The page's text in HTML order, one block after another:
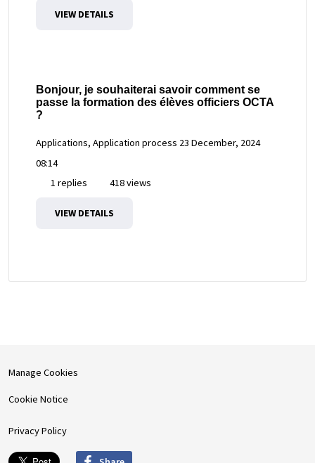
VIEW DETAILS
Bonjour, je souhaiterai savoir comment se
passe la formation des élèves officiers OCTA
?
Applications, Application process 23 December, 2024
08:14
1 replies
418 views
VIEW DETAILS
Manage Cookies
Cookie Notice
Privacy Policy